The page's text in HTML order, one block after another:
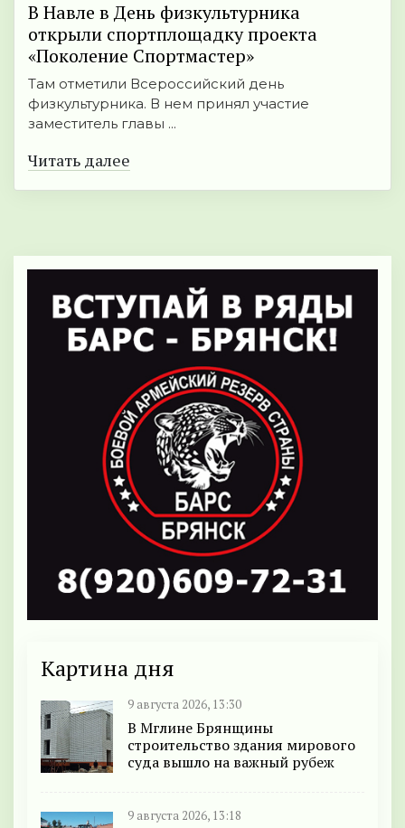
В Навле в День физкультурника
открыли спортплощадку проекта
«Поколение Спортмастер»
Там отметили Всероссийский день
физкультурника. В нем принял участие
заместитель главы ...
Читать далее
Картина дня
9 августа 2026, 13:30
В Мглине Брянщины
строительство здания мирового
суда вышло на важный рубеж
9 августа 2026, 13:18